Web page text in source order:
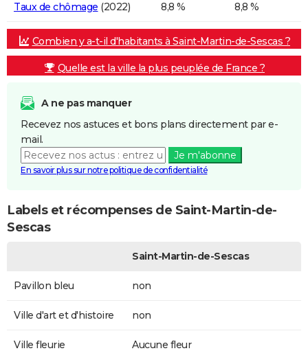
Taux de chômage (2022) 8,8 % 8,8 %
Combien y a-t-il d'habitants à Saint-Martin-de-Sescas ?
Quelle est la ville la plus peuplée de France ?
A ne pas manquer
Recevez nos astuces et bons plans directement par e-
mail.
Je m'abonne
En savoir plus sur notre politique de confidentialité
Labels et récompenses de Saint-Martin-de-
Sescas
Saint-Martin-de-Sescas
Pavillon bleu non
Ville d'art et d'histoire non
Ville fleurie Aucune fleur